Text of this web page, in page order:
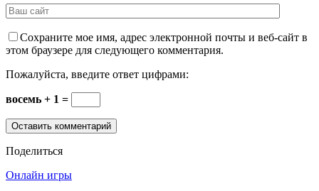
Сохраните мое имя, адрес электронной почты и веб-сайт в
этом браузере для следующего комментария.
Пожалуйста, введите ответ цифрами:
восемь + 1 =
Поделиться
Онлайн игры